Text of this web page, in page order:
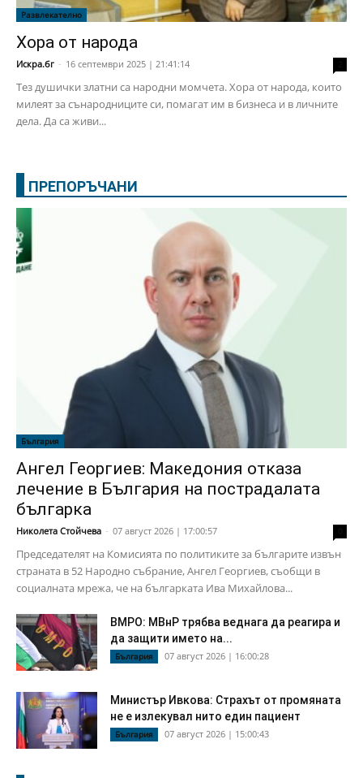
Развлекателно
Хора от народа
Искра.бг - 16 септември 2025 | 21:41:14
Тез душички златни са народни момчета. Хора от народа, които
милеят за сънародниците си, помагат им в бизнеса и в личните
дела. Да са живи...
ПРЕПОРЪЧАНИ
България
Ангел Георгиев: Македония отказа
лечение в България на пострадалата
българка
Николета Стойчева - 07 август 2026 | 17:00:57
Председателят на Комисията по политиките за българите извън
страната в 52 Народно събрание, Ангел Георгиев, съобщи в
социалната мрежа, че на българката Ива Михайлова...
ВМРО: МВнР трябва веднага да реагира и
да защити името на...
България 07 август 2026 | 16:00:28
Министър Ивкова: Страхът от промяната
не е излекувал нито един пациент
България 07 август 2026 | 15:00:43